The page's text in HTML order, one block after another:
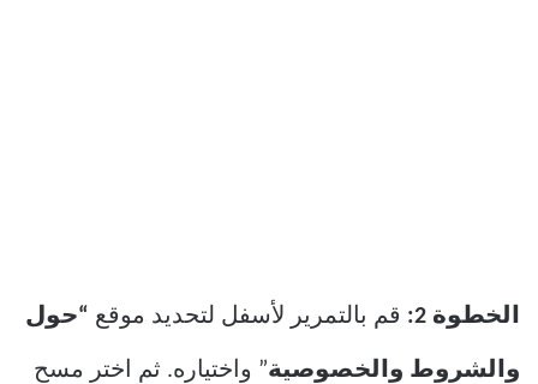
الخطوة 2: قم بالتمرير لأسفل لتحديد موقع “حول
والشروط والخصوصية” واختياره. ثم اختر مسح